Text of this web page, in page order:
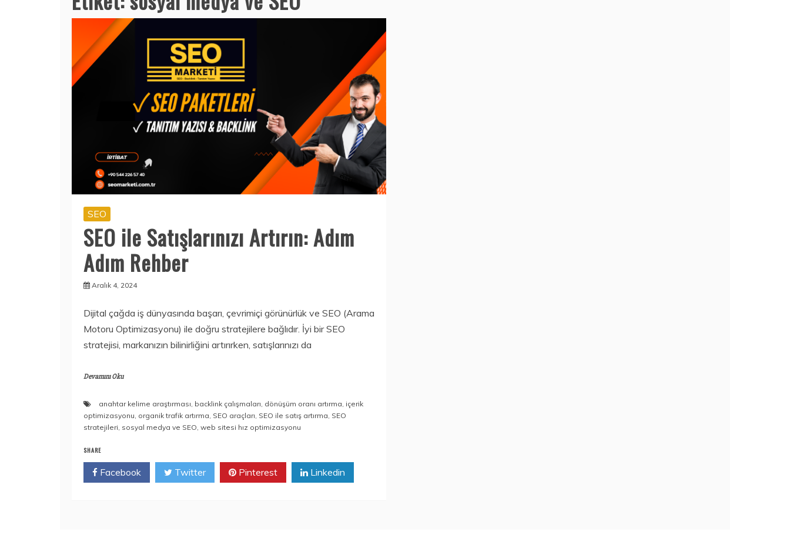
SEO
SEO ile Satışlarınızı Artırın: Adım
Adım Rehber
Aralık 4, 2024
Dijital çağda iş dünyasında başarı, çevrimiçi görünürlük ve SEO (Arama
Motoru Optimizasyonu) ile doğru stratejilere bağlıdır. İyi bir SEO
stratejisi, markanızın bilinirliğini artırırken, satışlarınızı da
Devamını Oku
anahtar kelime araştırması, backlink çalışmaları, dönüşüm oranı artırma, içerik
optimizasyonu, organik trafik artırma, SEO araçları, SEO ile satış artırma, SEO
stratejileri, sosyal medya ve SEO, web sitesi hız optimizasyonu
SHARE
Facebook Twitter Pinterest Linkedin